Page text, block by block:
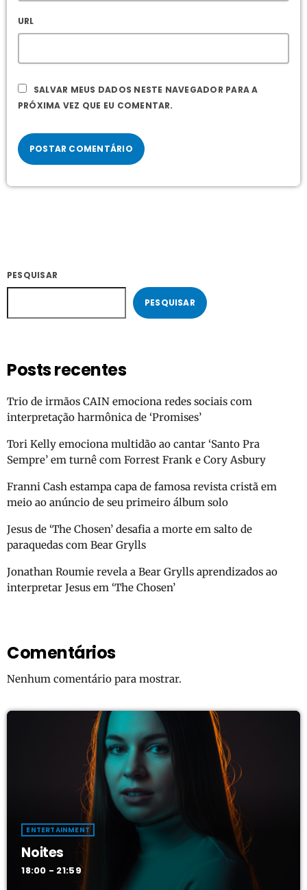
URL
SALVAR MEUS DADOS NESTE NAVEGADOR PARA A
PRÓXIMA VEZ QUE EU COMENTAR.
PESQUISAR
PESQUISAR
Posts recentes
Trio de irmãos CAIN emociona redes sociais com
interpretação harmônica de ‘Promises’
Tori Kelly emociona multidão ao cantar ‘Santo Pra
Sempre’ em turnê com Forrest Frank e Cory Asbury
Franni Cash estampa capa de famosa revista cristã em
meio ao anúncio de seu primeiro álbum solo
Jesus de ‘The Chosen’ desafia a morte em salto de
paraquedas com Bear Grylls
Jonathan Roumie revela a Bear Grylls aprendizados ao
interpretar Jesus em ‘The Chosen’
Comentários
Nenhum comentário para mostrar.
ENTERTAINMENT
Noites
18:00 - 21:59